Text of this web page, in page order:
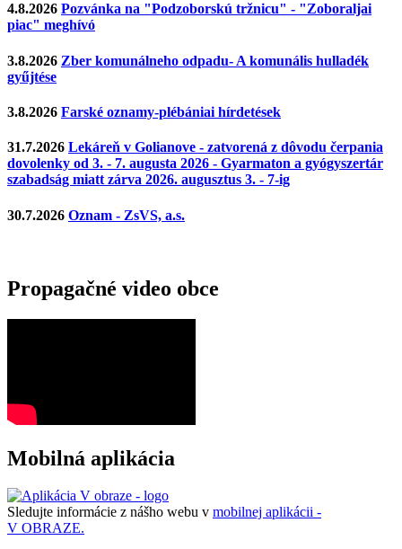
4.8.2026 Pozvánka na "Podzoborskú tržnicu" - "Zoboraljai
piac" meghívó
3.8.2026 Zber komunálneho odpadu- A komunális hulladék
gyűjtése
3.8.2026 Farské oznamy-plébániai hírdetések
31.7.2026 Lekáreň v Golianove - zatvorená z dôvodu čerpania
dovolenky od 3. - 7. augusta 2026 - Gyarmaton a gyógyszertár
szabadság miatt zárva 2026. augusztus 3. - 7-ig
30.7.2026 Oznam - ZsVS, a.s.
Propagačné video obce
Mobilná aplikácia
Sledujte informácie z nášho webu v mobilnej aplikácii -
V OBRAZE.